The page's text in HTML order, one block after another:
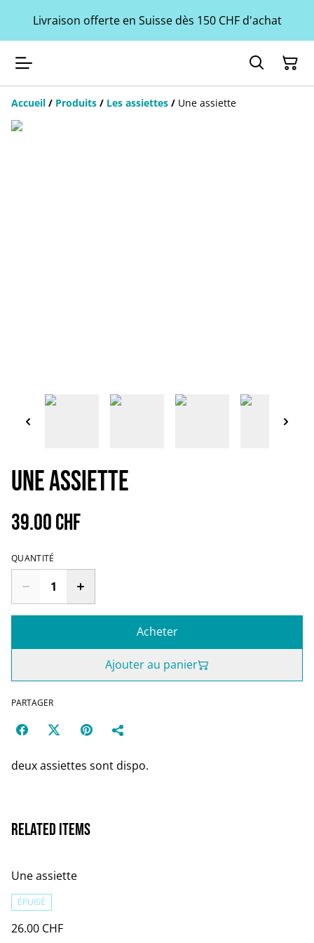
Livraison offerte en Suisse dès 150 CHF d'achat
Accueil / Produits / Les assiettes / Une assiette
Une assiette
39.00 CHF
QUANTITÉ
Acheter
Ajouter au panier
PARTAGER
deux assiettes sont dispo.
Related items
Une assiette
ÉPUISÉ
26.00 CHF